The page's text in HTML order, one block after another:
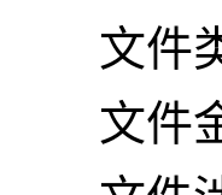
文件
文件